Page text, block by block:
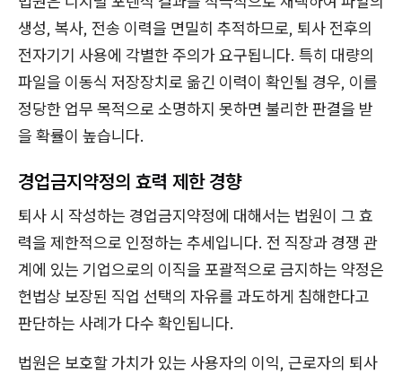
생성, 복사, 전송 이력을 면밀히 추적하므로, 퇴사 전후의
전자기기 사용에 각별한 주의가 요구됩니다. 특히 대량의
파일을 이동식 저장장치로 옮긴 이력이 확인될 경우, 이를
정당한 업무 목적으로 소명하지 못하면 불리한 판결을 받
을 확률이 높습니다.
경업금지약정의 효력 제한 경향
퇴사 시 작성하는 경업금지약정에 대해서는 법원이 그 효
력을 제한적으로 인정하는 추세입니다. 전 직장과 경쟁 관
계에 있는 기업으로의 이직을 포괄적으로 금지하는 약정은
헌법상 보장된 직업 선택의 자유를 과도하게 침해한다고
판단하는 사례가 다수 확인됩니다.
법원은 보호할 가치가 있는 사용자의 이익, 근로자의 퇴사